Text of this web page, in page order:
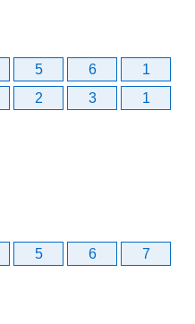
5 6
1
2 3 1
5 6
7